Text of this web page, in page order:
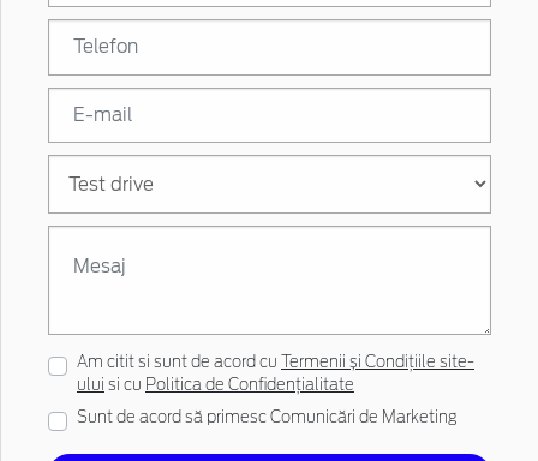
Am citit si sunt de acord cu
Termenii și Condițiile site-
ului si cu Politica de Confidențialitate
Sunt de acord să primesc Comunicări de Marketing